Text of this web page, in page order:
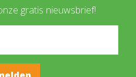
gratis nieuwsbrief!